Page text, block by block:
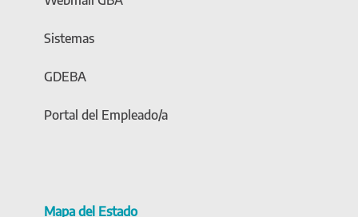
Sistemas
GDEBA
Portal del Empleado/a
Mapa del Estado